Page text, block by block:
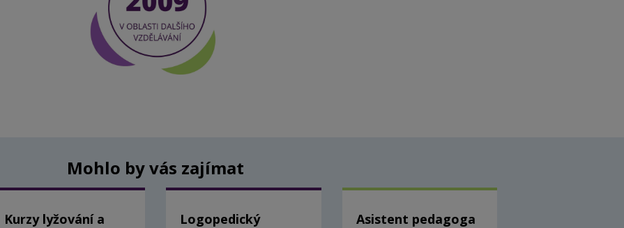
Mohlo by vás zajímat
Kurzy lyžování a
Logopedický
Asistent pedagoga